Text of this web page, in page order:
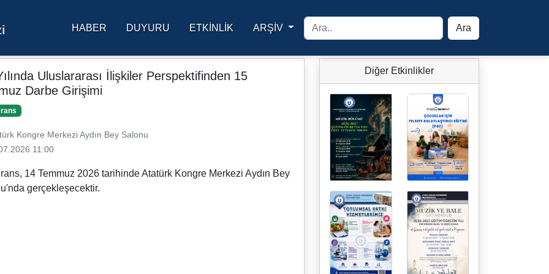
Üniversitesi Ana Sayfa
HABER DUYURU ETKINLIK ARŞİV Ara
Uluslararası İlişkiler Perspektifinden 15
Darbe Girişimi
Kongre Merkezi Aydın Bey Salonu
11:00
14 Temmuz 2026 tarihinde Atatürk Kongre Merkezi Aydın Bey
gerçekleşecektir.
Diğer Etkinlikler